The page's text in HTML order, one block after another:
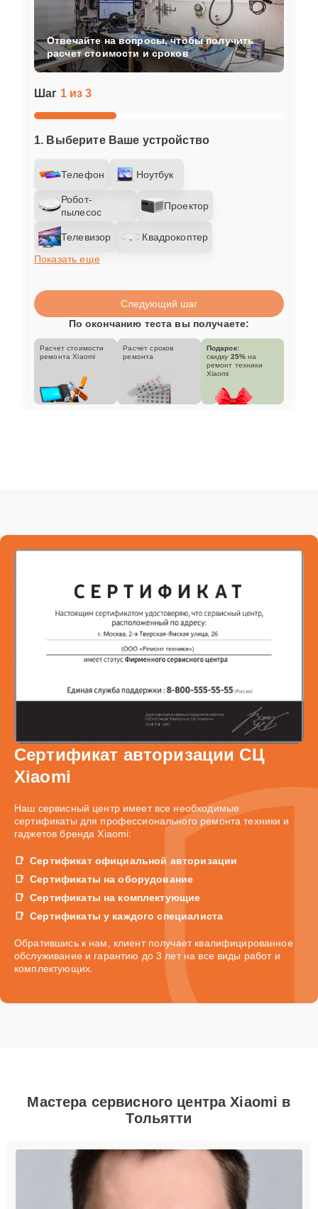
Шаг 1 из 3
1. Выберите Ваше устройство
Телефон Ноутбук
Робот-
пылесос
Проектор
Телевизор
Квадрокоптер
Показать еще
Отвечайте на вопросы, чтобы получить
расчет стоимости и сроков
Следующий шаг
По окончанию теста вы получаете:
Расчет стоимости
ремонта Xiaomi
Расчет сроков
ремонта
Подарок:
скидку 25% на
ремонт техники
Xiaomi
Сертификат авторизации СЦ
Xiaomi
Наш сервисный центр имеет все необходимые
сертификаты для профессионального ремонта техники и
гаджетов бренда Xiaomi:
Сертификат официальной авторизации
Сертификаты на оборудование
Сертификаты на комплектующие
Сертификаты у каждого специалиста
Обратившись к нам, клиент получает квалифицированное
обслуживание и гарантию до 3 лет на все виды работ и
комплектующих.
Мастера сервисного центра Xiaomi в
Тольятти